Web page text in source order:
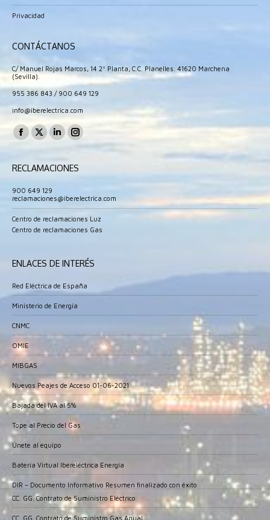
Privacidad
CONTÁCTANOS
C/ Manuel Rojas Marcos, 14 2º Planta, C.C. Planelles. 41620 Marchena
(Sevilla).
955 386 843 / 900 649 129
info@iberelectrica.com
Encuéntranos en:
Facebook
opens
new
window
X
opens
new
window
Linkedin
opens
new
window
Instagram
opens
new
window
RECLAMACIONES
900 649 129
reclamaciones@iberelectrica.com
Centro de reclamaciones Luz
Centro de reclamaciones Gas
ENLACES DE INTERÉS
Red Eléctrica de España
Ministerio de Energía
CNMC
OMIE
MIBGAS
Nuevos Peajes de Acceso 01-06-2021
Bajada del IVA al 5%
Tope al Precio del Gas
Únete al equipo
Batería Virtual Ibereléctrica Energía
DIR – Documento Informativo Resumen finalizado con éxito
CC. GG. Contrato de Suministro Eléctrico
CC. GG. Contrato de Suministro Gas Anual